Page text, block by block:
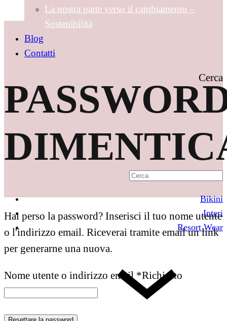
La nostra parte verso il cambiamento –
Sostenibilità
Blog
Contatti
Cerca
Bikini
Interi
Resort Wear
Hai perso la password? Inserisci il tuo nome utente
o l'indirizzo email. Riceverai tramite email un link
per generarne una nuova.
Nome utente o indirizzo email *Richiesto